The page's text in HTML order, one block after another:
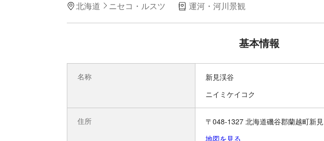
北海道 ニセコ・ルスツ 運河・河川景観
基本情報
名称
新見渓谷
ニイミケイコク
住所
〒048-1327 北海道磯谷郡蘭越町新見
地図を見る